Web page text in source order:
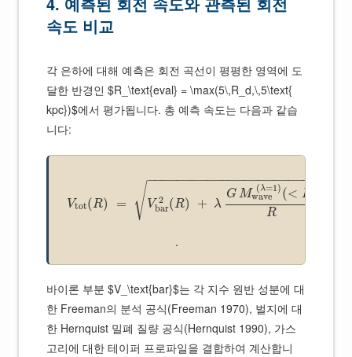
속도 비교
각 은하에 대해 예측은 회전 곡선이 평평한 영역에 도
달한 반경인 $R_\text{eval} = \max(5\,R_d,\,5\text{
kpc})$에서 평가됩니다. 총 예측 속도는 다음과 같습
니다:
Vtot(R) = V 2
bar(R) + λ
GM
(λ=1 )
wave
(< R
R
−−−−−−−−−−−−−−−−−−−−−−
√
.
바이론 부분 $V_\text{bar}$는 각 지수 원반 성분에 대
한 Freeman의 분석 공식(Freeman 1970), 벌지에 대
한 Hernquist 밀폐 질량 공식(Hernquist 1990), 가스
고리에 대한 테이퍼 프로파일을 결합하여 계산합니